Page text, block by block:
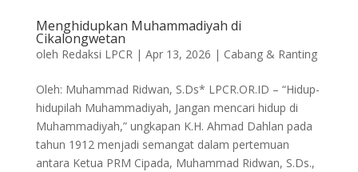
Menghidupkan Muhammadiyah di
Cikalongwetan
oleh Redaksi LPCR| Apr 13, 2026 | Cabang & Ranting
Oleh: Muhammad Ridwan, S.Ds* LPCR.OR.ID – “Hidup-
hidupilah Muhammadiyah, Jangan mencari hidup di
Muhammadiyah,” ungkapan K.H. Ahmad Dahlan pada
tahun 1912 menjadi semangat dalam pertemuan
antara Ketua PRM Cipada, Muhammad Ridwan, S.Ds.,